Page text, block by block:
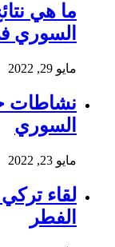
ما هي
السوري
مايو 29, 2022
نشاطات
السوري
مايو 23, 2022
لقاء
الفطر